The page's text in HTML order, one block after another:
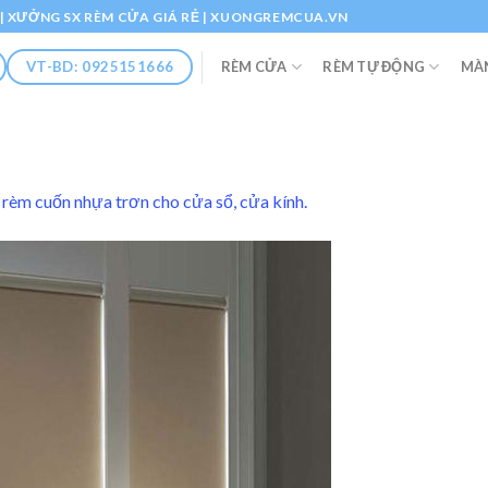
SX RÈM CỬA GIÁ RẺ | XUONGREMCUA.VN
VT-BD: 0925151666 RÈM CỬA RÈM TỰ ĐỘNG
cuốn nhựa trơn cho cửa sổ, cửa kính.